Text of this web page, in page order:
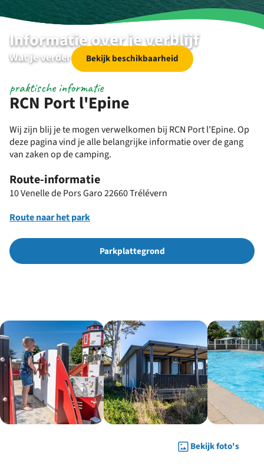
Informatie over je verblijf
Wat je verder nog wil weten
Bekijk beschikbaarheid
RCN Port l'Epine
praktische informatie
Wij zijn blij je te mogen verwelkomen bij RCN Port l'Epine. Op
deze pagina vind je alle belangrijke informatie over de gang
van zaken op de camping.
Route-informatie
10 Venelle de Pors Garo 22660 Trélévern
Route naar het park
Parkplattegrond
Bekijk foto's